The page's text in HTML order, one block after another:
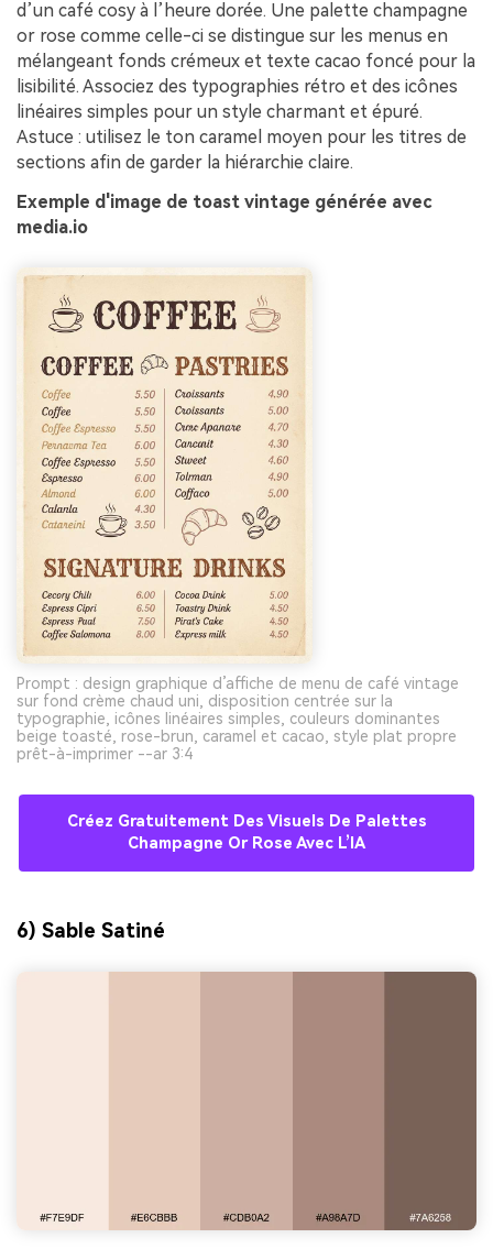
d’un café cosy à l’heure dorée. Une palette champagne
or rose comme celle-ci se distingue sur les menus en
mélangeant fonds crémeux et texte cacao foncé pour la
lisibilité. Associez des typographies rétro et des icônes
linéaires simples pour un style charmant et épuré.
Astuce : utilisez le ton caramel moyen pour les titres de
sections afin de garder la hiérarchie claire.
Exemple d'image de toast vintage générée avec
media.io
Prompt : design graphique d’affiche de menu de café vintage
sur fond crème chaud uni, disposition centrée sur la
typographie, icônes linéaires simples, couleurs dominantes
beige toasté, rose-brun, caramel et cacao, style plat propre
prêt-à-imprimer --ar 3:4
Créez Gratuitement Des Visuels De Palettes
Champagne Or Rose Avec L’IA
6) Sable Satiné